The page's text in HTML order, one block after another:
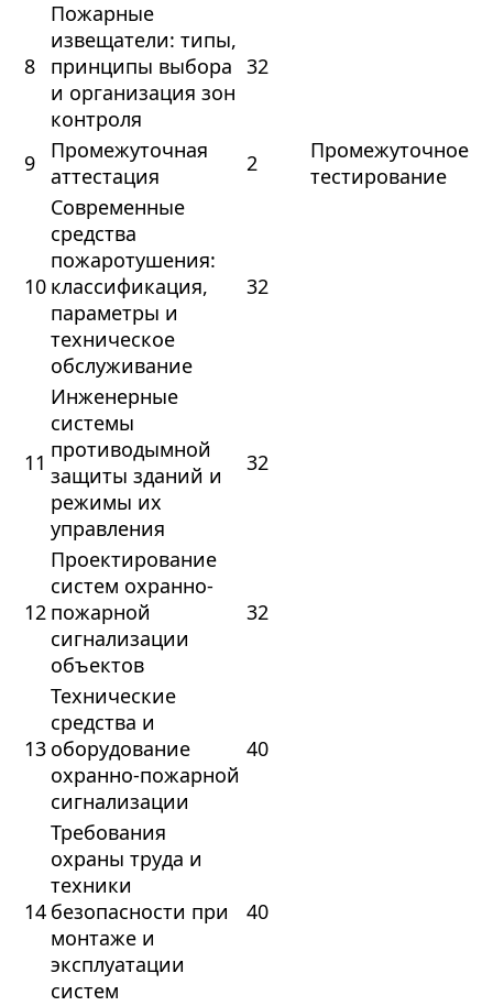
8
Пожарные
извещатели: типы,
принципы выбора
и организация зон
контроля
32
9
Промежуточная
аттестация
2
Промежуточное
тестирование
10
Современные
средства
пожаротушения:
классификация,
параметры и
техническое
обслуживание
32
11
Инженерные
системы
противодымной
защиты зданий и
режимы их
управления
32
12
Проектирование
систем охранно-
пожарной
сигнализации
объектов
32
13
Технические
средства и
оборудование
охранно-пожарной
сигнализации
40
14
Требования
охраны труда и
техники
безопасности при
монтаже и
эксплуатации
систем
40